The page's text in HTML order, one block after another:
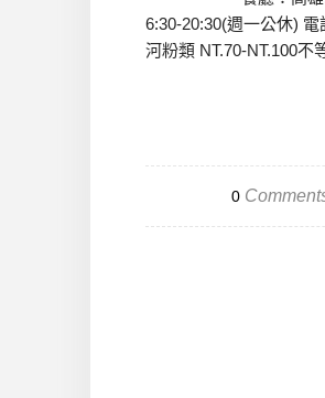
6:30-20:30(週一公休)
河粉類 NT.70-NT.100
0